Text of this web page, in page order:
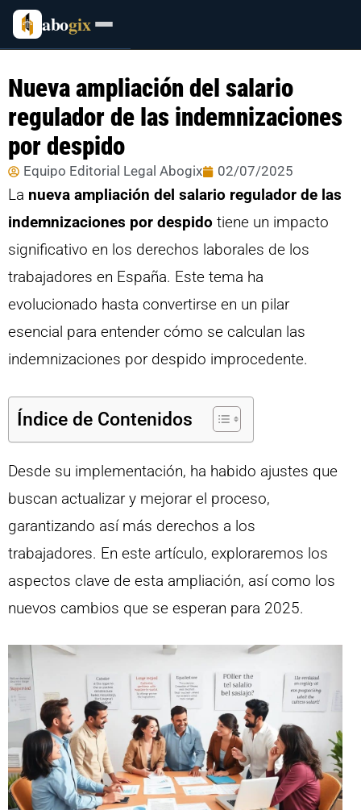
abogix
Nueva ampliación del salario
regulador de las indemnizaciones
por despido
Equipo Editorial Legal Abogix 02/07/2025
La nueva ampliación del salario regulador de las
indemnizaciones por despido tiene un impacto
significativo en los derechos laborales de los
trabajadores en España. Este tema ha
evolucionado hasta convertirse en un pilar
esencial para entender cómo se calculan las
indemnizaciones por despido improcedente.
Índice de Contenidos
Desde su implementación, ha habido ajustes que
buscan actualizar y mejorar el proceso,
garantizando así más derechos a los
trabajadores. En este artículo, exploraremos los
aspectos clave de esta ampliación, así como los
nuevos cambios que se esperan para 2025.